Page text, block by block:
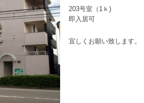
203号室（1ｋ)
即入居可
宜しくお願い致します。